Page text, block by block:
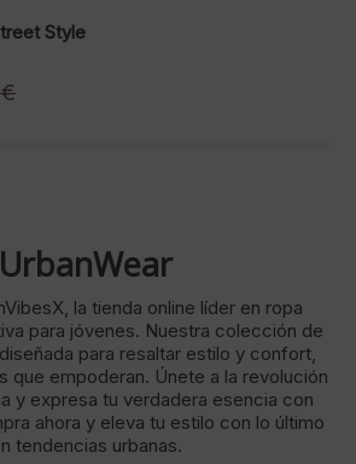
Style
€
UrbanWear
la tienda online líder en ropa
para jóvenes. Nuestra colección de
para resaltar estilo y confort,
que empoderan. Únete a la revolución
y expresa tu verdadera esencia con
ahora y eleva tu estilo con lo último
tendencias urbanas.